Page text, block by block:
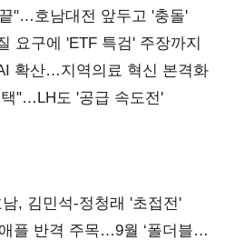
"…호남대전 앞두고 '충돌'
요구에 'ETF 특검' 주장까지
확산…지역의료 혁신 본격화
"…LH도 '공급 속도전'
, 김민석-정청래 '초접전'
플 반격 주목…9월 ‘폴더블